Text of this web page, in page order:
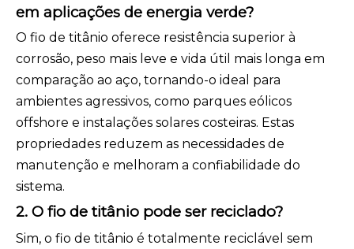
em aplicações de energia verde?
O fio de titânio oferece resistência superior à
corrosão, peso mais leve e vida útil mais longa em
comparação ao aço, tornando-o ideal para
ambientes agressivos, como parques eólicos
offshore e instalações solares costeiras. Estas
propriedades reduzem as necessidades de
manutenção e melhoram a confiabilidade do
sistema.
2. O fio de titânio pode ser reciclado?
Sim, o fio de titânio é totalmente reciclável sem